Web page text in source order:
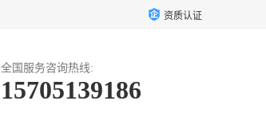
资质认证
全国服务咨询热线:
15705139186